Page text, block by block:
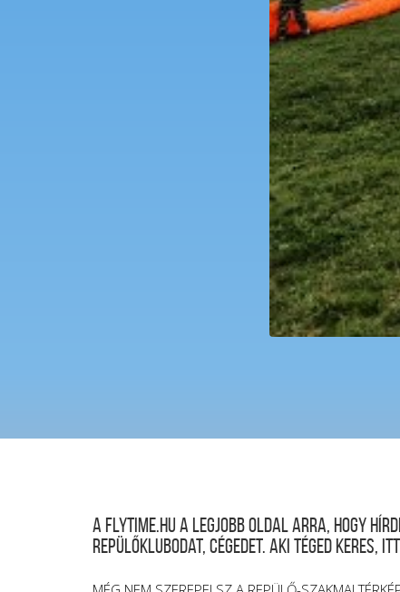
A FLYTIME.HU a legjobb oldal arra, hogy
repülőklubodat, cégedet. Aki téged keres,